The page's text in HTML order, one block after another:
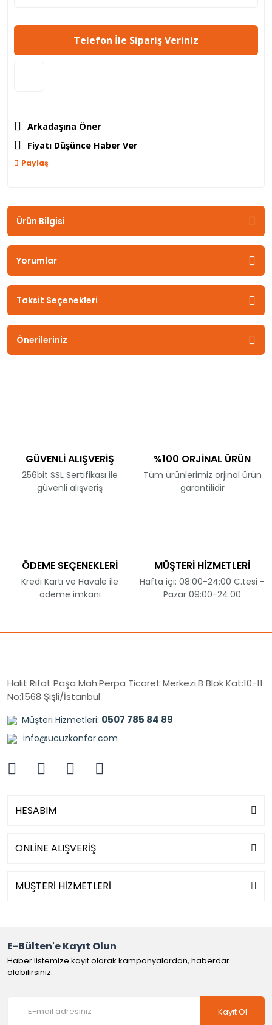
Telefon İle Sipariş Veriniz
Arkadaşına Öner
Fiyatı Düşünce Haber Ver
Paylaş
Ürün Bilgisi
Yorumlar
Taksit Seçenekleri
Önerileriniz
GÜVENLİ ALIŞVERİŞ
256bit SSL Sertifikası ile
güvenli alışveriş
%100 ORJİNAL ÜRÜN
Tüm ürünlerimiz orjinal ürün
garantilidir
ÖDEME SEÇENEKLERİ
Kredi Kartı ve Havale ile
ödeme imkanı
MÜŞTERİ HİZMETLERİ
Hafta içi: 08:00-24:00 C.tesi -
Pazar 09:00-24:00
Halit Rıfat Paşa Mah.Perpa Ticaret Merkezi.B Blok Kat:10-11
No:1568 Şişli/İstanbul
Müşteri Hizmetleri: 0507 785 84 89
info@ucuzkonfor.com
HESABIM
ONLİNE ALIŞVERİŞ
MÜŞTERİ HİZMETLERİ
E-Bülten'e Kayıt Olun
Haber listemize kayıt olarak kampanyalardan, haberdar
olabilirsiniz.
Kayıt Ol